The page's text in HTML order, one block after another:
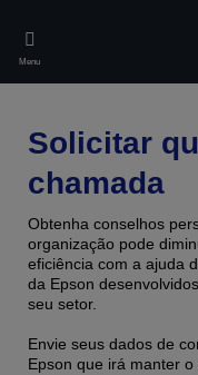
main
content
Menu
Solicitar
chamada
Obtenha conselhos
organização pode
eficiência com a ajuda
da Epson
seu setor.
Envie seus dados de
Epson que irá manter o